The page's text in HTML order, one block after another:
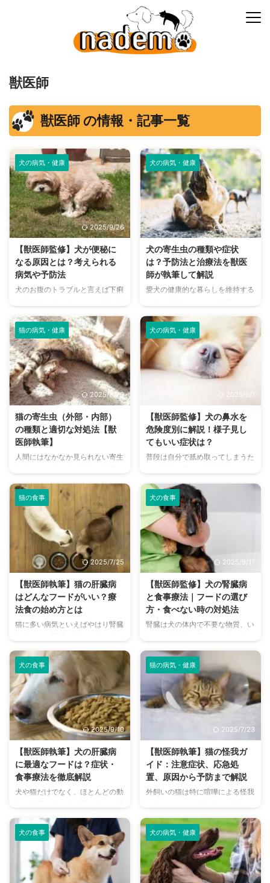
獣医師
獣医師 の情報・記事一覧
犬の病気・健康
2025/9/26
【獣医師監修】犬が便秘に
なる原因とは？考えられる
病気や予防法
犬のお腹のトラブルと言えば下痢
様に便秘になってしまうこともあ
ります。 「たかが便秘」と軽く
捉えてしまいがちですが、便秘に
はほかの病気が隠れていることも
あり、放置すると死に至る可能性
もある恐ろしい病気です。 本記
事では、犬の便秘の原因や症状・
解消法などを解説しています。
「愛犬が便秘気味で困っている」
という人は獣医師に相談しつつ、
本記事もぜひ参考にしてみてくだ
さいね。 この記事の結論 犬の便
秘に明確な定義はないので、2日
犬の便秘は運動不足やストレス ...
犬の病気・健康
2025/8/15
犬の寄生虫の種類や症状
は？予防法と治療法を獣医
師が執筆して解説
愛犬の健康的な暮らしを維持する
だけではありません。 そのひと
つが寄生虫。完全室内飼いをする
ことがない犬にとって、寄生虫と
の関わりは少なからず存在しま
す。 どんな寄生虫に注意すべき
なのか、感染経路や主な症状につ
予防策などもまとめていますの
で、ぜひ確認しておいてくださ
い。 この記事の結論 猫とは違っ
て犬は散歩の習慣があるため、外
に出て寄生虫に感染する可能性が
高くなる 蚊が媒介するフィラリ
して、死亡するケースもある 犬
猫と ...
猫の病気・健康
2025/8/29
猫の寄生虫（外部・内部）
の種類と適切な対処法【獣
医師執筆】
人間にはなかなか見られない寄生
必要なポイントのひとつです。
そんな寄生虫にもさまざまな種類
があり、寄生虫の種類によって対
応方法が異なってきます。 基本
的には完全室内飼いとなる猫です
が、室内であっても寄生虫のリス
クは存在しています。 犬や猫に
とっては当たり前に警戒すべき寄
生虫について、この記事では詳し
くまとめました。 この記事の結
論 寄生虫とは、他の生物の体の
表面や体内に棲みつき、栄養素を
奪うなどして生活する生物のこと
みつくものと、内部（体の内側 ...
犬の病気・健康
2025/9/1
【獣医師監修】犬の鼻水を
危険度別に解説！様子見し
てもいい症状は？
普段は自分で舐め取ってしまうた
のはあまり多くありません。 し
かし、ふとしたタイミングで鼻水
が出ていることを確認したり、明
らかに調子が悪そうなこともある
でしょう。 そんなときに気にな
る、「病院へ連れて行くべき
か？」という判断ポイントなどを
まとめました。 犬の鼻水にはど
んな原因があるのか、考えられる
病気などから詳しくご紹介してい
きます。 この記事の結論 犬の鼻
水には、生理現象によるものと病
気が疑われるものがある 黄色・
は、すぐに動物病院を受診すべき
症 ...
猫の食事
2025/7/25
【獣医師執筆】猫の肝臓病
はどんなフードがいい？療
法食の始め方とは
猫に多い病気といえばやはり腎臓
く上で必要不可欠な働きをしてい
る臓器である“肝臓”を悪くしてし
まう子もいます。 特定の病気に
かかった場合、食事内容が変わる
ことも多く、療法食を選択するこ
とになる可能性もあります。 で
はそうなった場合、療法食はどん
なタイミングで始めるべきなの
か、正しい選択をするための知識
を学びましょう。 今回はそんな
肝臓を悪くした猫の食事にフォー
カスを当て、肝臓病の成り立ちか
ら症状、療法食まで詳しく解説を
肝臓は有害物質を無毒化したり ...
犬の食事
2025/9/17
【獣医師監修】犬の腎臓病
と食事療法｜フードの選び
方・食べない時の対処法
腎臓は犬の体内で不要な物質、い
排泄するという、生きていく上で
とても重要な役割を果たしていま
す。 しかし病気や年齢を重ねる
につれて腎臓の機能が低下し、一
定以上の機能が損なわれると“腎
不全”と呼ばれる状態になってし
ざまありますが、腎臓への負担を
軽減するための食事療法として腎
臓病用の療法食は治療の大きな柱
のひとつです。 今回はそんな犬
の腎不全の特徴や腎臓病療法食の
必要性、どんなフードがあるの
ます。 この記事の結論 犬の腎臓
...
犬の食事
2025/9/10
【獣医師執筆】犬の肝臓病
に最適なフードは？症状・
食事療法を徹底解説
犬や猫だけでなく、ほとんどの動
器です。 代謝作用や解毒作用な
ど生きていく上で欠かすことので
きない、さまざまな機能を担って
いるとても重要な臓器です。 一
方で肝臓は“沈黙の臓器”とも呼ば
れ、肝臓の60％程度が障害を受
猫の病気・健康
2025/7/23
【獣医師執筆】猫の怪我ガ
イド：注意症状、応急処
置、原因から予防まで解説
外飼いの猫は特に喧嘩による怪我
っても怪我をしてしまうこともあ
ります。 出血しているようであ
ればすぐに気づけますが、体内部
の怪我だったとしたら簡単に気づ
くことはできないでしょう。 だ
からこそ飼い主さんは愛猫の異変
犬の食事 犬の病気・健康